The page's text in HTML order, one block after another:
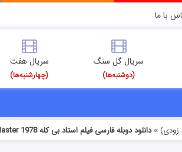
با ما
سریال گل سنگ
(دوشنبه‌ها)
سریال هفت
(چهارشنبه‌ها)
زودی)»دانلود دوبله فارسی فیلم استاد بی کله Drunken Master 1978